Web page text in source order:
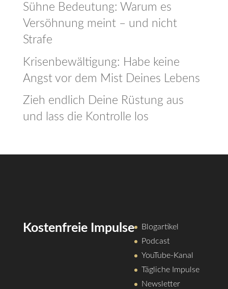
Sühne Bedeutung: Warum es
Versöhnung meint – und nicht
Strafe
Krisenbewältigung: Habe keine
Angst vor dem Mist Deines Lebens
Zieh endlich Deine Rüstung aus
und lass die Kontrolle los
Kostenfreie Impulse
Blogartikel
Podcast
YouTube-Kanal
Tägliche Impulse
Newsletter